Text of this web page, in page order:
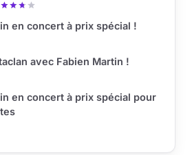
en concert à prix spécial !
avec Fabien Martin !
en concert à prix spécial pour